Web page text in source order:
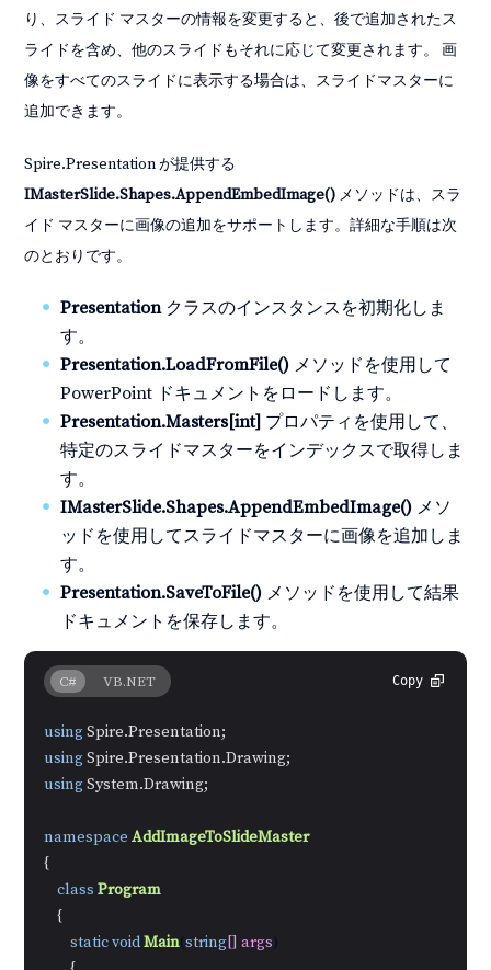
り、スライド マスターの情報を変更すると、後で追加されたス
ライドを含め、他のスライドもそれに応じて変更されます。 画
像をすべてのスライドに表示する場合は、スライドマスターに
追加できます。
Spire.Presentation が提供する
IMasterSlide.Shapes.AppendEmbedImage() メソッドは、スラ
イド マスターに画像の追加をサポートします。詳細な手順は次
のとおりです。
Presentationクラスのインスタンスを初期化しま
す。
Presentation.LoadFromFile() メソッドを使用して
PowerPoint ドキュメントをロードします。
Presentation.Masters[int] プロパティを使用して、
特定のスライドマスターをインデックスで取得しま
す。
IMasterSlide.Shapes.AppendEmbedImage() メソ
ッドを使用してスライドマスターに画像を追加しま
す。
Presentation.SaveToFile() メソッドを使用して結果
ドキュメントを保存します。
C# VB.NET Copy
using
using
using System.Drawing;
namespace AddImageToSlideMaster
{
class Program
    {
staticvoidMain(string[] args)